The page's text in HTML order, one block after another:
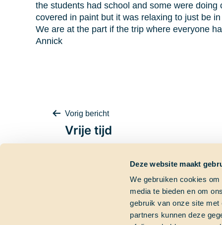
Deze website maakt
We gebruiken cookies
media te bieden en om
gebruik van onze site
partners kunnen deze
the students had school and some were
covered in paint but it was relaxing to just be
We are at the part if the trip where everyone
Annick
Bericht
navigatie
Vorig bericht
Vrije tijd
Dringende
Heb je een